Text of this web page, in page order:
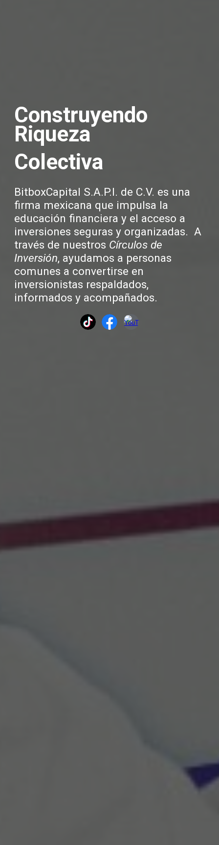
Construyendo
Riqueza
Colectiva
BitboxCapital S.A.P.I. de C.V. es una
firma mexicana que impulsa la
educación financiera y el acceso a
inversiones seguras y organizadas.A
través de nuestros Círculos de
Inversión, ayudamos a personas
comunes a convertirse en
inversionistas respaldados,
informados y acompañados.